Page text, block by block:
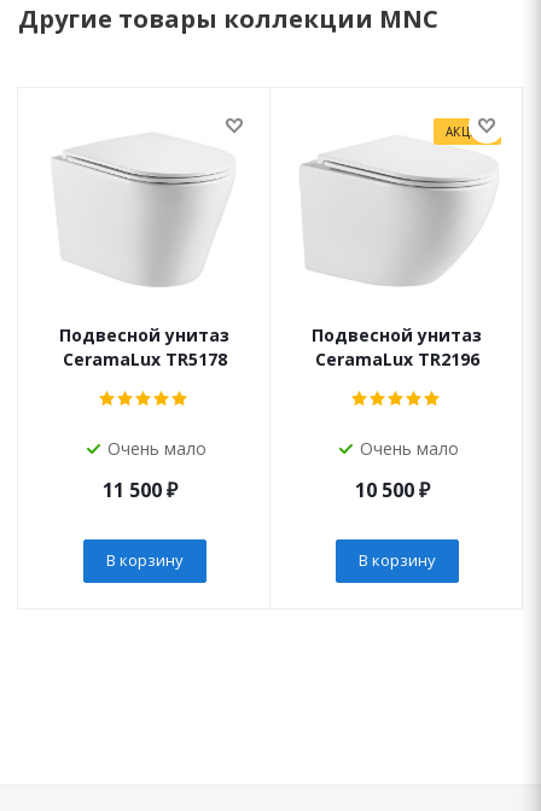
Другие товары коллекции MNC
Подвесной унитаз
CeramaLux TR5178
Очень мало
11 500₽
В корзину
АКЦИЯ
Подвесной унитаз
CeramaLux TR2196
Очень мало
10 500₽
В корзину